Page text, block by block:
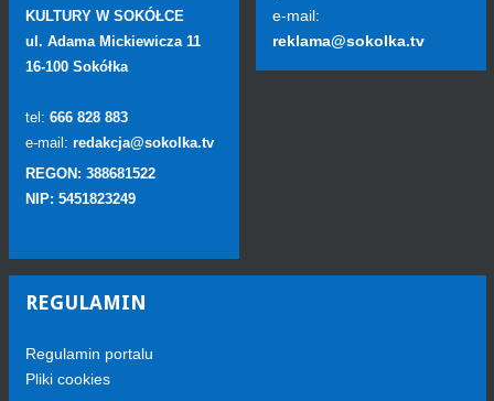
KULTURY W SOKÓŁCE
ul. Adama Mickiewicza 11
16-100 Sokółka
tel: 666 828 883
e-mail: redakcja@sokolka.tv
REGON: 388681522
NIP: 5451823249
e-mail:
reklama@sokolka.tv
REGULAMIN
Regulamin portalu
Pliki cookies